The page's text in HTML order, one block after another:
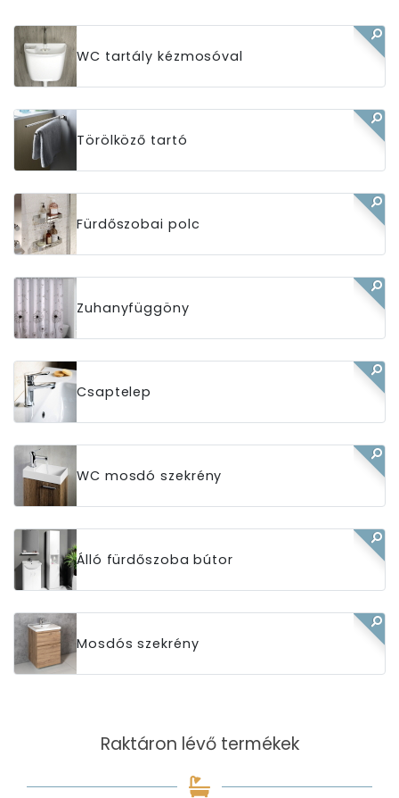
WC tartály kézmosóval
Törölköző tartó
Fürdőszobai polc
Zuhanyfüggöny
Csaptelep
WC mosdó szekrény
Álló fürdőszoba bútor
Mosdós szekrény
Raktáron lévő termékek